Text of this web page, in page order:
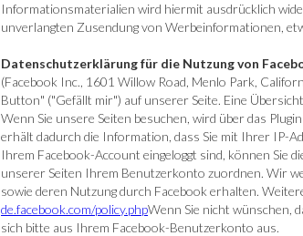
Informationsmaterialien wird hiermit ausdrücklich
unverlangten Zusendung von Werbeinformationen,
Datenschutzerklärung für die Nutzung von
(Facebook Inc., 1601 Willow Road, Menlo Park,
Button" ("Gefällt mir") auf unserer Seite. Eine
Wenn Sie unsere Seiten besuchen, wird über das
erhält dadurch die Information, dass Sie mit Ihrer IP-
Ihrem Facebook-Account eingeloggt sind, können Sie
unserer Seiten Ihrem Benutzerkonto zuordnen. Wir
sowie deren Nutzung durch Facebook erhalten.
de.facebook.com/policy.phpWenn Sie nicht wünschen,
sich bitte aus Ihrem Facebook-Benutzerkonto aus.